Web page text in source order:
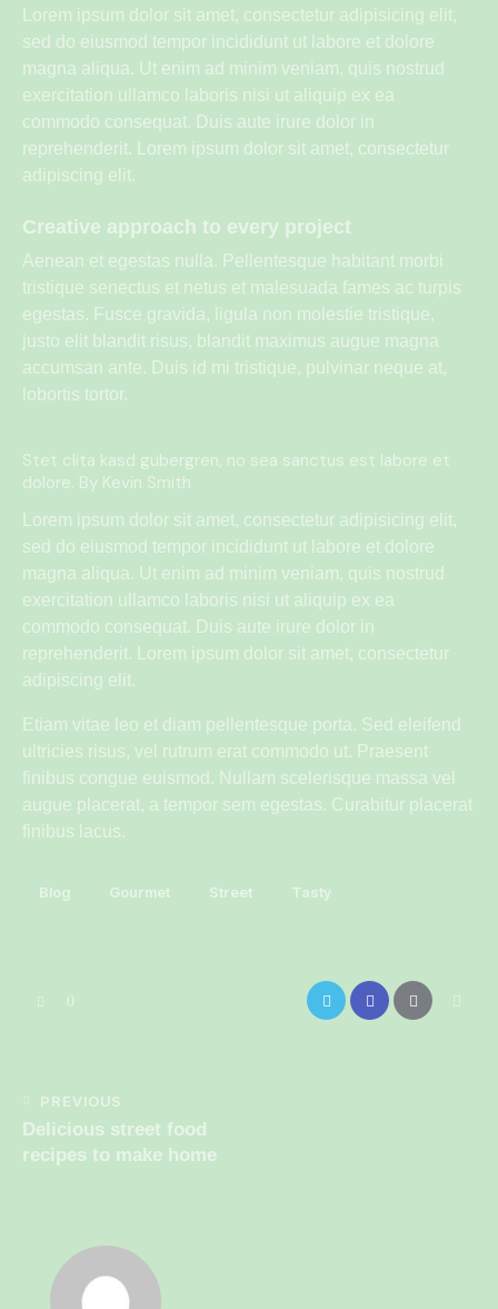
Lorem ipsum dolor sit amet, consectetur adipisicing elit,
sed do eiusmod tempor incididunt ut labore et dolore
magna aliqua. Ut enim ad minim veniam, quis nostrud
exercitation ullamco laboris nisi ut aliquip ex ea
commodo consequat. Duis aute irure dolor in
reprehenderit. Lorem ipsum dolor sit amet, consectetur
adipiscing elit.
Creative approach to every project
Aenean et egestas nulla. Pellentesque habitant morbi
tristique senectus et netus et malesuada fames ac turpis
egestas. Fusce gravida, ligula non molestie tristique,
justo elit blandit risus, blandit maximus augue magna
accumsan ante. Duis id mi tristique, pulvinar neque at,
lobortis tortor.
Stet clita kasd gubergren, no sea sanctus est labore et
dolore. By Kevin Smith
Lorem ipsum dolor sit amet, consectetur adipisicing elit,
sed do eiusmod tempor incididunt ut labore et dolore
magna aliqua. Ut enim ad minim veniam, quis nostrud
exercitation ullamco laboris nisi ut aliquip ex ea
commodo consequat. Duis aute irure dolor in
reprehenderit. Lorem ipsum dolor sit amet, consectetur
adipiscing elit.
Etiam vitae leo et diam pellentesque porta. Sed eleifend
ultricies risus, vel rutrum erat commodo ut. Praesent
finibus congue euismod. Nullam scelerisque massa vel
augue placerat, a tempor sem egestas. Curabitur placerat
finibus lacus.
Blog Gourmet Street Tasty
0
PREVIOUS
Delicious street food
recipes to make home